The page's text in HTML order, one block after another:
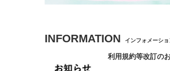
INFORMATION インフォメーショ
利用規約等改訂の